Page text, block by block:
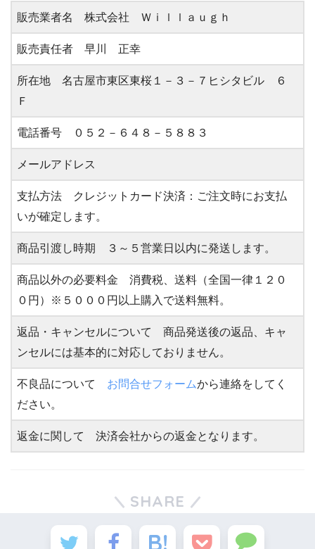
販売業者名 株式会社 Ｗｉｌｌａｕｇｈ
販売責任者 早川 正幸
所在地 名古屋市東区東桜１－３－７ヒシタビル ６
Ｆ
電話番号 ０５２－６４８－５８８３
メールアドレス
支払方法 クレジットカード決済：ご注文時にお支払
いが確定します。
商品引渡し時期 ３～５営業日以内に発送します。
商品以外の必要料金 消費税、送料（全国一律１２０
０円）※５０００円以上購入で送料無料。
返品・キャンセルについて 商品発送後の返品、キャ
ンセルには基本的に対応しておりません。
不良品について お問合せフォームから連絡をしてく
ださい。
返金に関して 決済会社からの返金となります。
SHARE